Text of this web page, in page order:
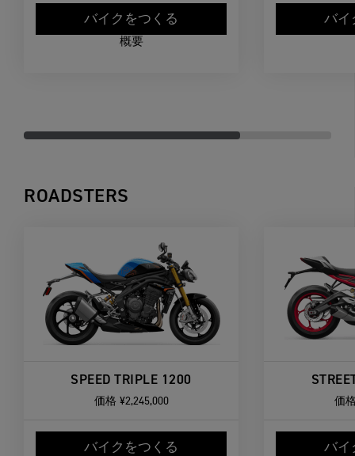
バイクをつくる
概要
バイ
ROADSTERS
SPEED TRIPLE 1200
価格 ¥2,245,000
バイクをつくる
価
バイ